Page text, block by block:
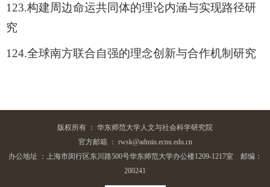
123.构建周边命运共同体的理论内涵与实现路径研
究
124.全球南方联合自强的理念创新与合作机制研究
版权所有 ： 华东师范大学人文与社会科学研究院
官方邮箱 ： rwsk@admin.ecnu.edu.cn
办公地址 ：上海市闵行区东川路500号华东师范大学办公楼1209-1217室 邮编：
200241